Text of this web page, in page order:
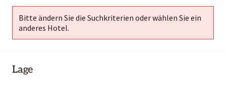
Bitte ändern Sie die Suchkriterien oder wählen Sie ein
anderes Hotel.
Lage